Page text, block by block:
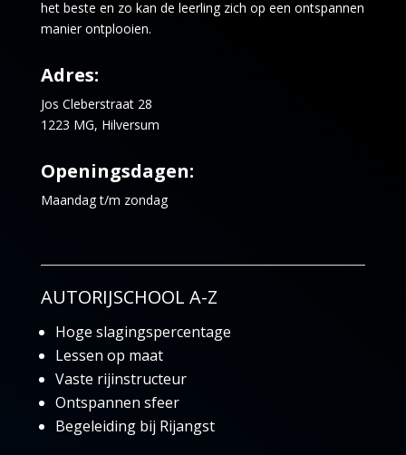
het beste en zo kan de leerling zich op een ontspannen
manier ontplooien.
Adres:
Jos Cleberstraat 28
1223 MG, Hilversum
Openingsdagen:
Maandag t/m zondag
AUTORIJSCHOOL A-Z
Hoge slagingspercentage
Lessen op maat
Vaste rijinstructeur
Ontspannen sfeer
Begeleiding bij Rijangst